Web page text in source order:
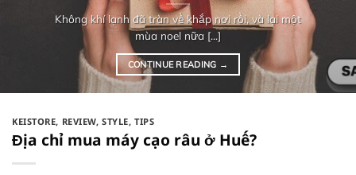
Không khí lạnh đã tràn về khắp nơi rồi, và lại một
mùa noel nữa [...]
CONTINUE READING →
KEISTORE, REVIEW,STYLE,TIPS
Địa chỉ mua máy cạo râu ở Huế?